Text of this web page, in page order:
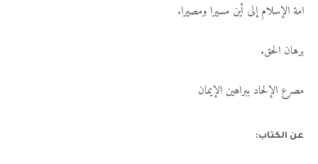
امة الإسلام إلى أين مسيرا ومصيرا.
برهان الحق.
مصرع الإلحاد ببراهين الإيمان
عن الكتاب: